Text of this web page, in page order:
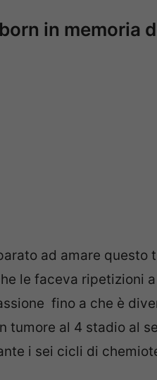
in memoria
ad amare questo
le faceva ripetizioni
fino a che è
tumore al 4 stadio al
i sei cicli di